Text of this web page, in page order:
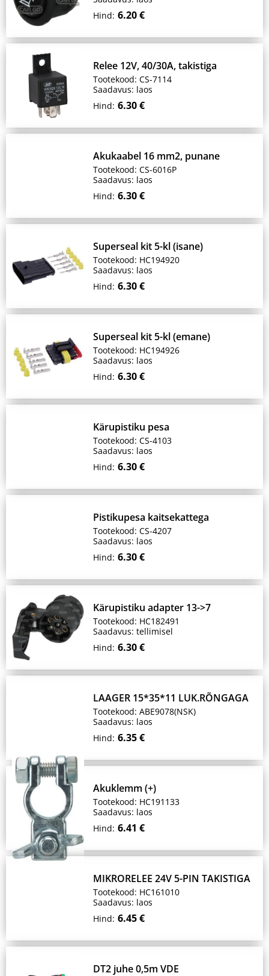
Hind: 6.20 €
Relee 12V, 40/30A, takistiga
Tootekood: CS-7114
Saadavus: laos
Hind: 6.30 €
Akukaabel 16 mm2, punane
Tootekood: CS-6016P
Saadavus: laos
Hind: 6.30 €
Superseal kit 5-kl (isane)
Tootekood: HC194920
Saadavus: laos
Hind: 6.30 €
Superseal kit 5-kl (emane)
Tootekood: HC194926
Saadavus: laos
Hind: 6.30 €
Kärupistiku pesa
Tootekood: CS-4103
Saadavus: laos
Hind: 6.30 €
Pistikupesa kaitsekattega
Tootekood: CS-4207
Saadavus: laos
Hind: 6.30 €
Kärupistiku adapter 13->7
Tootekood: HC182491
Saadavus: tellimisel
Hind: 6.30 €
LAAGER 15*35*11 LUK.RÕNGAGA
Tootekood: ABE9078(NSK)
Saadavus: laos
Hind: 6.35 €
Akuklemm (+)
Tootekood: HC191133
Saadavus: laos
Hind: 6.41 €
MIKRORELEE 24V 5-PIN TAKISTIGA
Tootekood: HC161010
Saadavus: laos
Hind: 6.45 €
DT2 juhe 0,5m VDE